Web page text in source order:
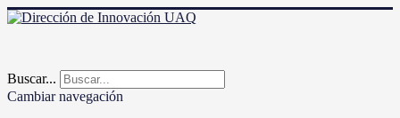
Buscar...
Cambiar navegación